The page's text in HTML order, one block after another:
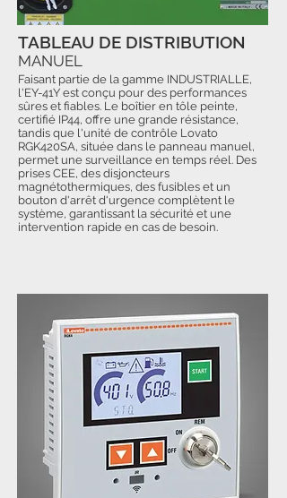
Faisant partie de la gamme INDUSTRIALLE,
l'EY-41Y est conçu pour des performances
sûres et fiables. Le boîtier en tôle peinte,
certifié IP44, offre une grande résistance,
tandis que l'unité de contrôle Lovato
RGK420SA, située dans le panneau manuel,
permet une surveillance en temps réel. Des
prises CEE, des disjoncteurs
magnétothermiques, des fusibles et un
bouton d'arrêt d'urgence complètent le
système, garantissant la sécurité et une
intervention rapide en cas de besoin.
TABLEAU DE DISTRIBUTION
MANUEL